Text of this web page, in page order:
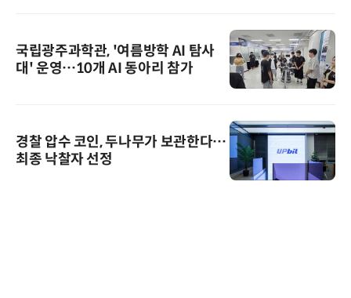
국립광주과학관, '여름방학 AI 탐사
대' 운영…10개 AI 동아리 참가
경찰 압수 코인, 두나무가 보관한다…
최종 낙찰자 선정